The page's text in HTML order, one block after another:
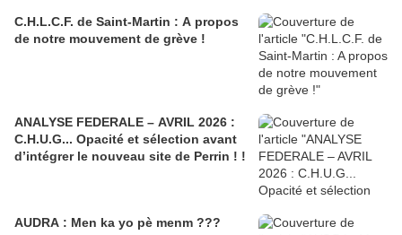
C.H.L.C.F. de Saint-Martin : A propos
de notre mouvement de grève !
ANALYSE FEDERALE – AVRIL 2026 :
C.H.U.G... Opacité et sélection avant
d’intégrer le nouveau site de Perrin ! !
AUDRA : Men ka yo pè menm ???